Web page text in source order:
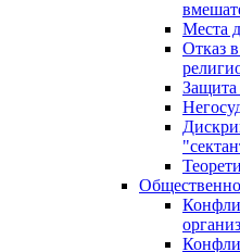
Места
Отказ
Защита